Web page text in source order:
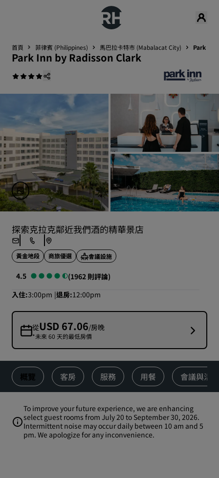
首頁 菲律賓 (Philippines) 馬巴拉卡特市 (Mabalacat City) Park
Park Inn by Radisson Clark
探索克拉克鄰近我們酒的精華景店
黃金地段 商旅優選 會議設施
4.5
(1962 則評論)
入住 3:00pm 退房 12:00pm
從USD 67.06/房晚
*未來 60 天的最低房價
概覽 客房 服務 用餐 會議與活動
To improve your future experience, we are enhancing
select guest rooms from July 20 to September 30, 2026.
Intermittent noise may occur daily between 10 am and 5
pm. We apologize for any inconvenience.